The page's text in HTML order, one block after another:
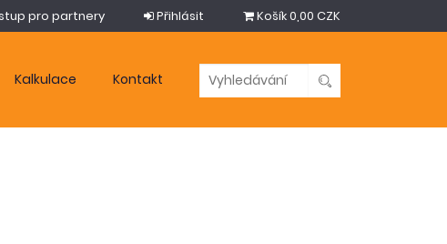
pro partnery Přihlásit Košík0,00 CZK
Kalkulace Kontakt